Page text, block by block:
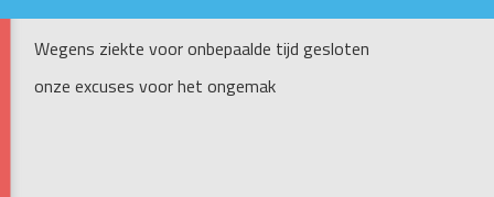
Wegens ziekte voor onbepaalde tijd gesloten
onze excuses voor het ongemak